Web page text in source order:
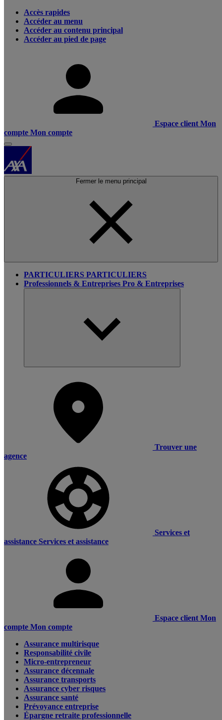
Accès rapides
Accéder au menu
Accéder au contenu principal
Accéder au pied de page
Espace client Mon
compte Mon compte
Fermer le menu principal
PARTICULIERS PARTICULIERS
Professionnels & Entreprises Pro & Entreprises
Trouver une
agence
Services et
assistance Services et assistance
Espace client Mon
compte Mon compte
Assurance multirisque
Responsabilité civile
Micro-entrepreneur
Assurance décennale
Assurance transports
Assurance cyber risques
Assurance santé
Prévoyance entreprise
Épargne retraite professionnelle